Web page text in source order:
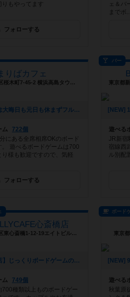
もやってます
フォローする
ェ＆バ
までボ...
りばカフェ
神奈川県横浜市西区桜木町7-45-2 横浜高島タウンハイツ2階
[NEW] 年末年始は大晦日も元日も休まずフル営業（2024年12月29日 20時19分）
ム
722個
にある全席相席OKのボード
。 遊べるボードゲームは700
様も歓迎ですので、気軽
フォローする
バー
遊べる
JR新宿
宿線西
ル別配
心斎橋店
大阪府大阪市中央区東心斎橋1-12-19エイトビルヂング5F
[NEW] 【心斎橋店】じっくりボードゲームの世界に浸かってみよう！平日重ゲー会【テラフォーミング・マーズ】（2024年08月28日 13時22分）
ム
749個
700種類以上ものボードゲー
ボード
東京
遊べる
秋葉原